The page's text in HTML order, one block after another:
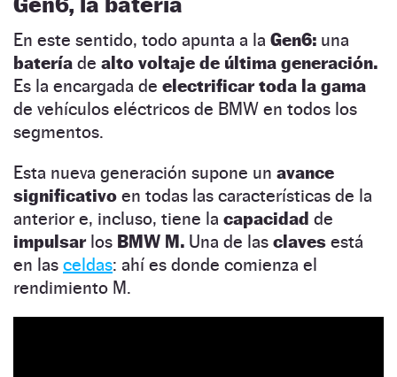
En este sentido, todo apunta a la Gen6: una
batería de alto voltaje de última generación.
Es la encargada de electrificar toda la gama
de vehículos eléctricos de BMW en todos los
segmentos.
Esta nueva generación supone un avance
significativo en todas las características de la
anterior e, incluso, tiene la capacidad de
impulsar los BMW M. Una de las claves está
en las celdas: ahí es donde comienza el
rendimiento M.